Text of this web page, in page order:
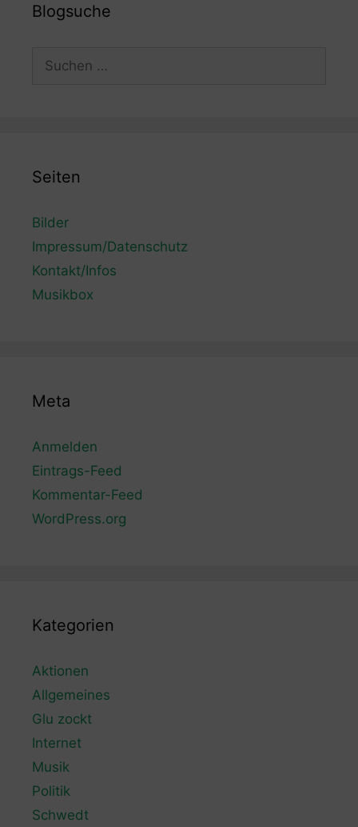
Blogsuche
Seiten
Bilder
Impressum/Datenschutz
Kontakt/Infos
Musikbox
Meta
Anmelden
Eintrags-Feed
Kommentar-Feed
WordPress.org
Kategorien
Aktionen
Allgemeines
Glu zockt
Internet
Musik
Politik
Schwedt